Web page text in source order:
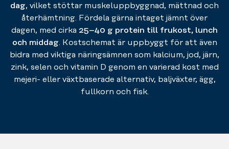
dag, vilket stöttar muskeluppbyggnad, mättnad och
återhämtning. Fördela gärna intaget jämnt över
dagen, med cirka 25–40 g protein till frukost, lunch
och middag. Kostschemat är uppbyggt för att även
bidra med viktiga näringsämnen som kalcium, jod, järn,
zink, selen och vitamin D genom en varierad kost med
mejeri- eller växtbaserade alternativ, baljväxter, ägg,
fullkorn och fisk.